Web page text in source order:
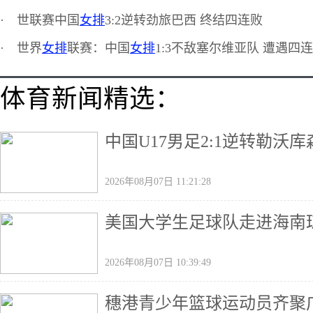
· 世联赛中国 女排3:2逆转劲旅巴西 终结四连败
· 世界女排联赛：中国 女排1:3不敌塞尔维亚队 遭遇四
体育新闻精选：
中国U17男足2:1逆转勒沃
2026年08月07日 11:21:28
美国大学生足球队走进海
2026年08月07日 10:39:49
穗港青少年篮球运动员齐聚